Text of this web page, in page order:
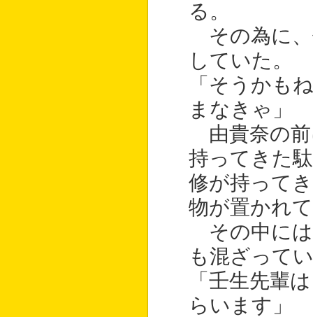
る。
その為に、
していた。
「そうかも
まなきゃ」
由貴奈の前
持ってきた
修が持って
物が置かれ
その中には
も混ざって
「壬生先輩
らいます」